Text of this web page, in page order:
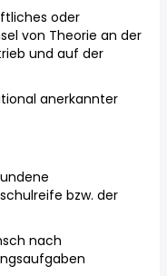
oder
von Theorie an der
und auf der
anerkannter
bzw. der
nach